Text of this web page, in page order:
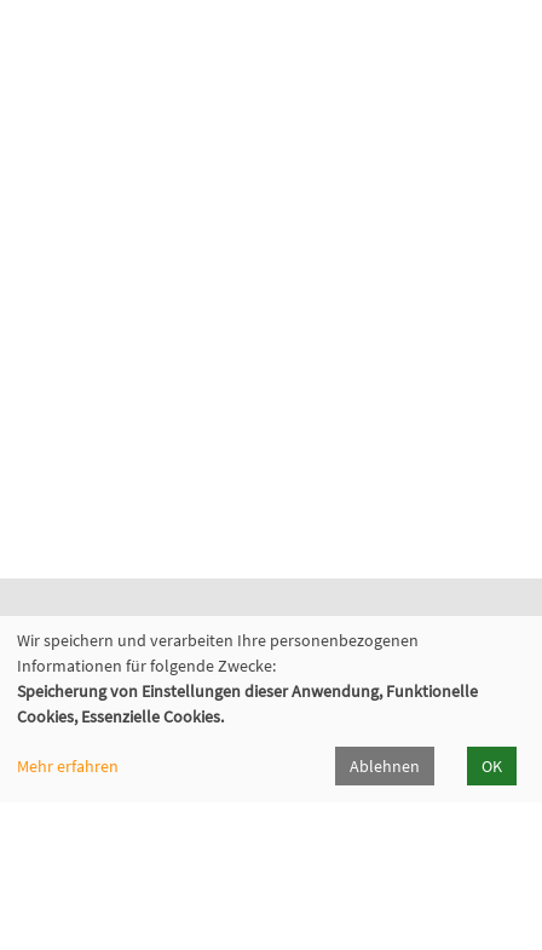
Fabi - Paritätische Familienbildungsstätte
München e.V.
Geschäftsstelle
Giesinger Bahnhofplatz 2, 81539 München
089/998480-50
Wir speichern und verarbeiten Ihre personenbezogenen
Informationen für folgende Zwecke:
Speicherung von Einstellungen dieser Anwendung, Funktionelle
Cookies, Essenzielle Cookies.
Mehr erfahren Ablehnen OK